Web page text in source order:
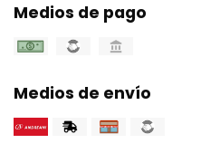
Medios de pago
Medios de envío